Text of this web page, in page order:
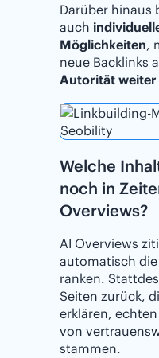
Darüber hinaus
auch
Möglichkeiten,
neue Backlinks
Autorität weiter
Welche
noch in
Overviews?
AI Overviews
automatisch die
ranken.
Seiten zurück,
erklären,
von
stammen.